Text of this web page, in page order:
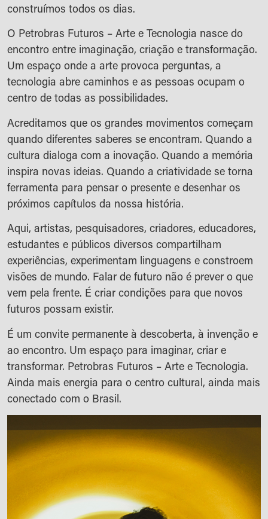
construímos todos os dias.
O Petrobras Futuros – Arte e Tecnologia nasce do
encontro entre imaginação, criação e transformação.
Um espaço onde a arte provoca perguntas, a
tecnologia abre caminhos e as pessoas ocupam o
centro de todas as possibilidades.
Acreditamos que os grandes movimentos começam
quando diferentes saberes se encontram. Quando a
cultura dialoga com a inovação. Quando a memória
inspira novas ideias. Quando a criatividade se torna
ferramenta para pensar o presente e desenhar os
próximos capítulos da nossa história.
Aqui, artistas, pesquisadores, criadores, educadores,
estudantes e públicos diversos compartilham
experiências, experimentam linguagens e constroem
visões de mundo. Falar de futuro não é prever o que
vem pela frente. É criar condições para que novos
futuros possam existir.
É um convite permanente à descoberta, à invenção e
ao encontro. Um espaço para imaginar, criar e
transformar. Petrobras Futuros – Arte e Tecnologia.
Ainda mais energia para o centro cultural, ainda mais
conectado com o Brasil.